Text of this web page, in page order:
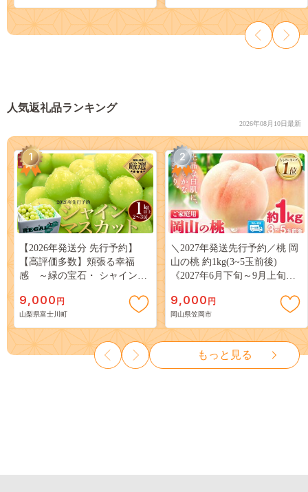
人気返礼品ランキング
2026年08月10日最新
1
【2026年発送分 先行予約】
【高評価多数】頬張る幸福
感 ～緑の宝石・ シャインマ
３房） フルーツ 山梨県産 果
物 くだもの シャイン マスカ
ット ぶどう ブドウ 葡萄 大粒
種なし 先行予約 富士川町
10000円 一万円 9000円 九千円
9,000 円
山梨県富士川町
2
＼2027年発送先行予約／桃 岡
山の桃 約1kg(3~5玉前後)
《2027年6月下旬～9月上旬頃
岡山 はくとう スイーツ フル
ーツ 果物 デザート 旬 モモ も
も 先行予約 送料無料 果物 岡
山県 笠岡市 清水白桃 白鳳 白
麗 クール便---
kasaoka_zsy_419_100---
9,000 円
岡山県笠岡市
もっと見る